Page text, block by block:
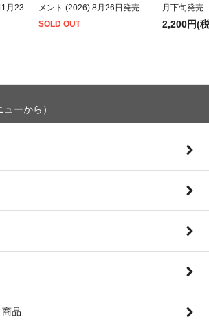
月23
メント (2026) 8月26日発売
SOLD OUT
月下旬発売
2,200円(
ーから）
品